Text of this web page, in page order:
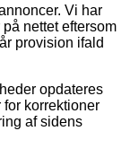
Vi har
nettet eftersom
provision ifald
opdateres
korrektioner
af sidens